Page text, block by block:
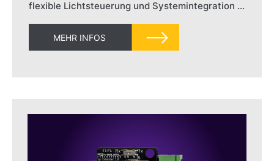
flexible Lichtsteuerung und Systemintegration …
MEHR INFOS